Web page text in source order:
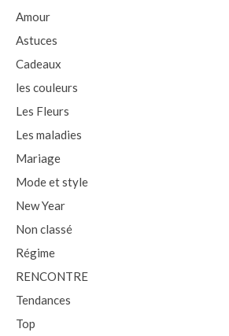
Amour
Astuces
Cadeaux
les couleurs
Les Fleurs
Les maladies
Mariage
Mode et style
New Year
Non classé
Régime
RENCONTRE
Tendances
Top